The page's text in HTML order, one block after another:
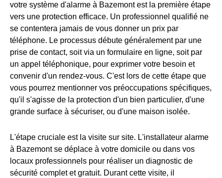
votre système d'alarme à Bazemont est la première étape
vers une protection efficace. Un professionnel qualifié ne
se contentera jamais de vous donner un prix par
téléphone. Le processus débute généralement par une
prise de contact, soit via un formulaire en ligne, soit par
un appel téléphonique, pour exprimer votre besoin et
convenir d'un rendez-vous. C'est lors de cette étape que
vous pourrez mentionner vos préoccupations spécifiques,
qu'il s'agisse de la protection d'un bien particulier, d'une
grande surface à sécuriser, ou d'une maison isolée.
L'étape cruciale est la visite sur site. L'installateur alarme
à Bazemont se déplace à votre domicile ou dans vos
locaux professionnels pour réaliser un diagnostic de
sécurité complet et gratuit. Durant cette visite, il